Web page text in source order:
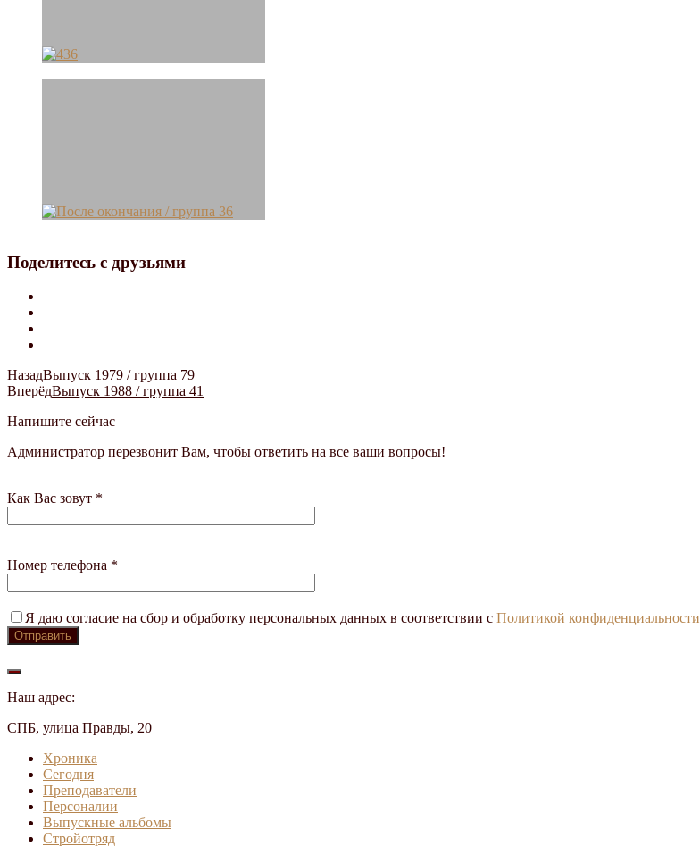
Поделитесь с друзьями
НазадВыпуск 1979 / группа 79
ВперёдВыпуск 1988 / группа 41
Напишите сейчас
Администратор перезвонит Вам, чтобы ответить на все ваши вопросы!
Как Вас зовут *
Номер телефона *
Я даю согласие на сбор и обработку персональных данных в соответствии с Политикой конфиденциальности
Наш адрес:
СПБ, улица Правды, 20
Хроника
Сегодня
Преподаватели
Персоналии
Выпускные альбомы
Стройотряд